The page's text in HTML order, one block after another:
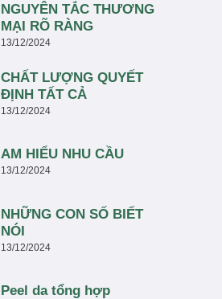
NGUYÊN TẮC THƯƠNG
MẠI RÕ RÀNG
13/12/2024
CHẤT LƯỢNG QUYẾT
ĐỊNH TẤT CẢ
13/12/2024
AM HIỂU NHU CẦU
13/12/2024
NHỮNG CON SỐ BIẾT
NÓI
13/12/2024
Peel da tổng hợp